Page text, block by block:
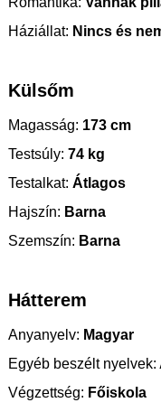
Háziállat: Nincs és
Külsőm
Magasság: 173 cm
Testsúly: 74 kg
Testalkat: Átlagos
Hajszín: Barna
Szemszín: Barna
Hátterem
Anyanyelv: Magyar
Egyéb beszélt nyelvek:
Végzettség: Főiskola